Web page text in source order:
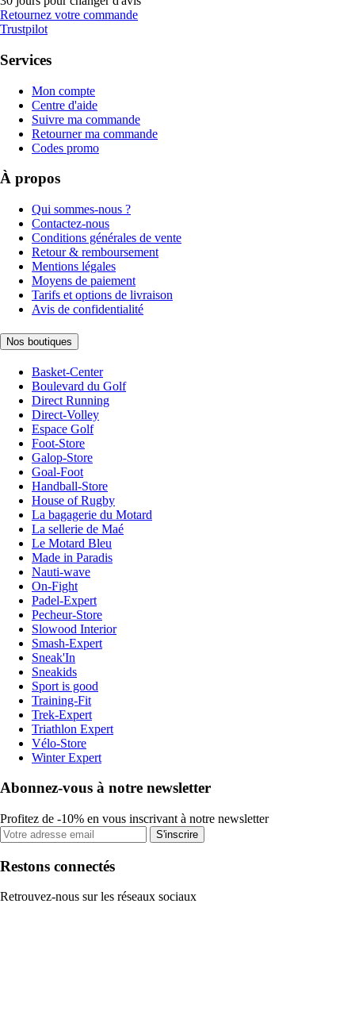
Retournez votre commande
Trustpilot
Services
Mon compte
Centre d'aide
Suivre ma commande
Retourner ma commande
Codes promo
À propos
Qui sommes-nous ?
Contactez-nous
Conditions générales de vente
Retour & remboursement
Mentions légales
Moyens de paiement
Tarifs et options de livraison
Avis de confidentialité
Nos boutiques
Basket-Center
Boulevard du Golf
Direct Running
Direct-Volley
Espace Golf
Foot-Store
Galop-Store
Goal-Foot
Handball-Store
House of Rugby
La bagagerie du Motard
La sellerie de Maé
Le Motard Bleu
Made in Paradis
Nauti-wave
On-Fight
Padel-Expert
Pecheur-Store
Slowood Interior
Smash-Expert
Sneak'In
Sneakids
Sport is good
Training-Fit
Trek-Expert
Triathlon Expert
Vélo-Store
Winter Expert
Abonnez-vous à notre newsletter
Profitez de -10% en vous inscrivant à notre newsletter
S'inscrire
Restons connectés
Retrouvez-nous sur les réseaux sociaux